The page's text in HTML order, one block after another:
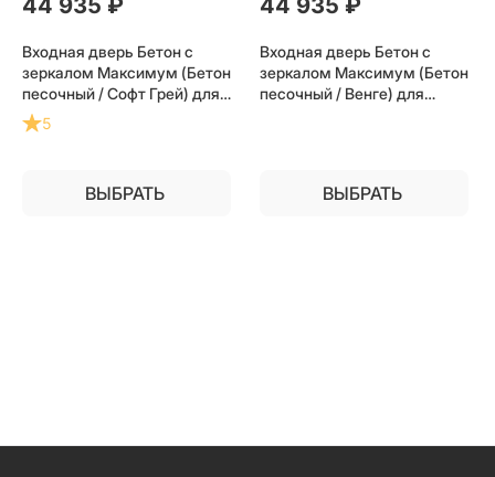
Входная дверь Бетон с
зеркалом Максимум (Бетон
песочный / Софт Грей) для
установки в квартиру
5
ВЫБРАТЬ
Входная дверь Бетон с
зеркалом Максимум (Бетон
песочный / Венге) для
ВЫБРАТЬ